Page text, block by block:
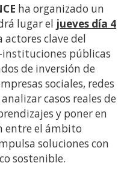
ha organizado un
lugar el jueves día 4
actores clave del
públicas
de inversión de
sociales, redes
casos reales de
y poner en
entre el ámbito
soluciones con
sostenible.